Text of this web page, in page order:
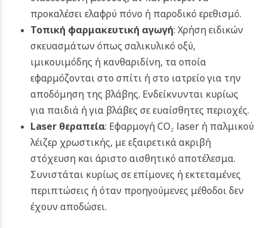
προκαλέσει ελαφρύ πόνο ή παροδικό ερεθισμό.
Τοπική φαρμακευτική αγωγή: Χρήση ειδικών
σκευασμάτων όπως σαλικυλικό οξύ,
ιμικουιμόδης ή κανθαριδίνη, τα οποία
εφαρμόζονται στο σπίτι ή στο ιατρείο για την
αποδόμηση της βλάβης. Ενδείκνυνται κυρίως
για παιδιά ή για βλάβες σε ευαίσθητες περιοχές.
Laser θεραπεία: Εφαρμογή CO₂ laser ή παλμικού
λέιζερ χρωστικής, με εξαιρετικά ακριβή
στόχευση και άριστο αισθητικό αποτέλεσμα.
Συνιστάται κυρίως σε επίμονες ή εκτεταμένες
περιπτώσεις ή όταν προηγούμενες μέθοδοι δεν
έχουν αποδώσει.